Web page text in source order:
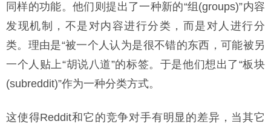
同样的功能。他们则提出了一种新的“组(groups)”内容
发现机制，不是对内容进行分类，而是对人进行分
类。理由是“被一个人认为是很不错的东西，可能被另
一个人贴上“胡说八道”的标签。于是他们想出了“板块
(subreddit)”作为一种分类方式。
这使得Reddit和它的竞争对手有明显的差异，当其它